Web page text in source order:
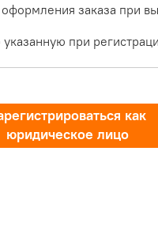
заказа при
при
как
юридическое лицо